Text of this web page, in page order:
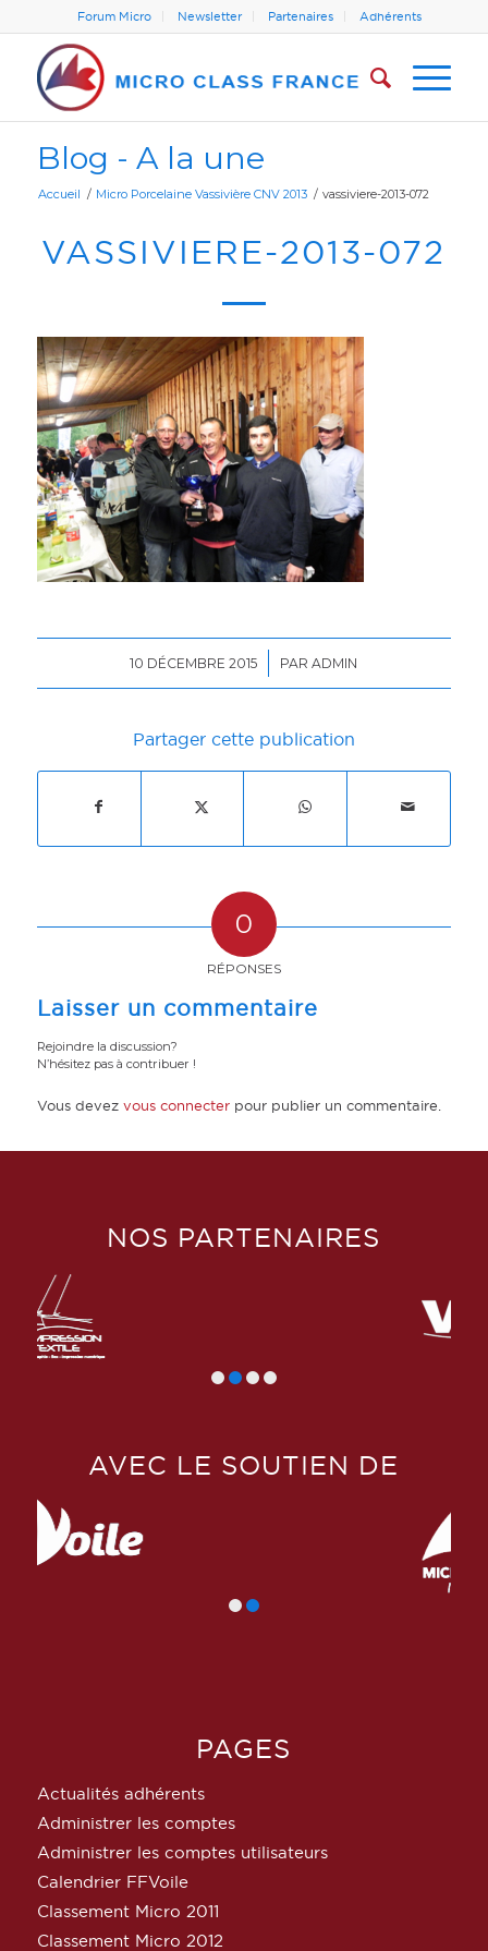
Forum Micro Newsletter Partenaires Adhérents
Blog - A la une
Accueil / Micro Porcelaine Vassivière CNV 2013 / vassiviere-2013-072
VASSIVIERE-2013-072
10 DÉCEMBRE 2015
/ PARADMIN
Partager cette publication
0
RÉPONSES
Laisser un commentaire
Rejoindre la discussion?
N’hésitez pas à contribuer !
Vous devez vous connecterpour publier un commentaire.
NOS PARTENAIRES
AVEC LE SOUTIEN DE
PAGES
Actualités adhérents
Administrer les comptes
Administrer les comptes utilisateurs
Calendrier FFVoile
Classement Micro 2011
Classement Micro 2012